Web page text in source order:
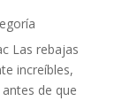
Las rebajas
increíbles,
de que